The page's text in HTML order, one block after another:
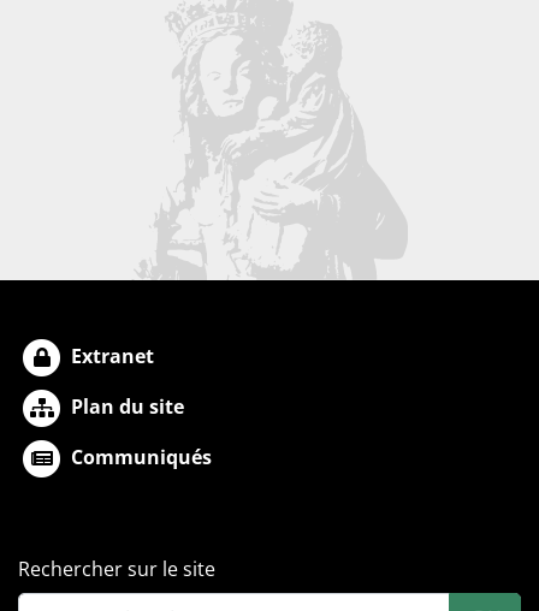
Extranet
Plan du site
Communiqués
Rechercher sur le site